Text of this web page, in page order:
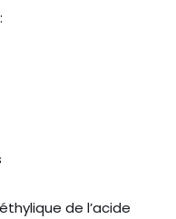
de l’acide